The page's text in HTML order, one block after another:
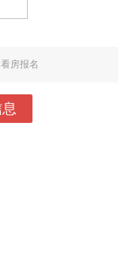
看房报名